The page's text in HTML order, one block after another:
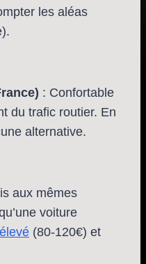
les aléas
: Confortable
du trafic routier. En
alternative.
aux mêmes
voiture
(80-120€) et